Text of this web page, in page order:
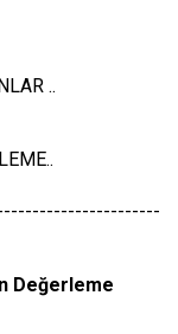
..
Değerleme